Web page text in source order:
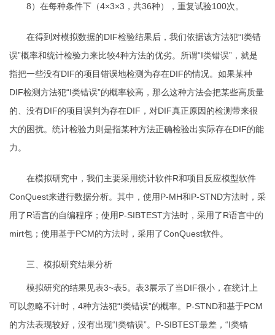
8）在每种条件下（4×3×3 ，共36种），重复试验100次。
在得到对模拟数据的DIF检验结果后，我们依据该方法犯“I类错
误”概率和统计检验力来比较4种方法的优劣。所谓“I类错误”，就是
指把一些没有DIF的项目错误地检测为存在DIF的情况。如果某种
DIF检测方法犯“I类错误”的概率较高，那么这种方法会把某些高质量
的、没有DIF的项目误判为存在DIF ，对DIF真正原因的检测带来很
大的困扰。统计检验力则是指某种方法正确检验出实际存在DIF的能
力。
在模拟研究中，我们主要采用统计软件R和项目反应模型软件
ConQuest来进行数据分析。其中，使用P-MH和P-STND方法时，采
用了R语言的自编程序；使用P-SIBTEST方法时，采用了R语言中的
mirt包；使用基于PCM的方法时，采用了ConQuest软件。
三、模拟研究结果分析
模拟研究的结果见表3~表5。表3展示了当DIF很小，在统计上
可以忽略不计时， 4种方法犯“I类错误”的概率。 P-STND和基于PCM
的方法表现较好，没有出现“I类错误”。 P-SIBTEST最差，“I类错